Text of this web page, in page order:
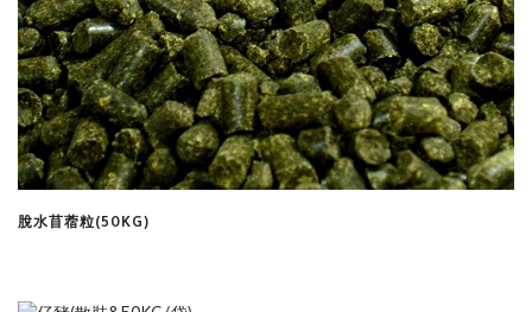
脫水苜蓿粒(50KG)